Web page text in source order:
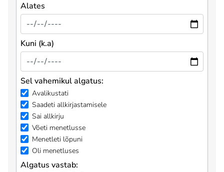
Alates
Kuni (k.a)
Sel vahemikul algatus:
Avalikustati
Saadeti allkirjastamisele
Sai allkirju
Võeti menetlusse
Menetleti lõpuni
Oli menetluses
Algatus vastab: